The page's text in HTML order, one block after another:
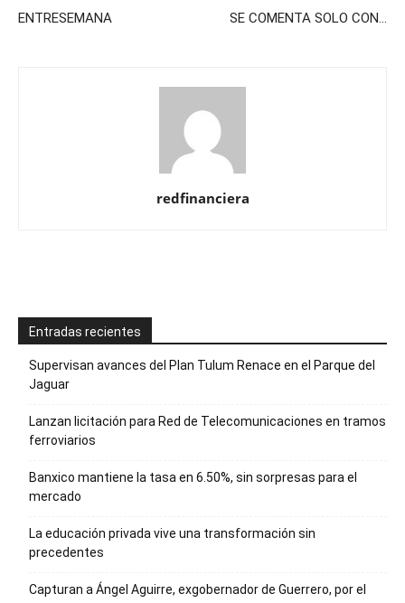
ENTRESEMANA SE COMENTA SOLO CON…
redfinanciera
Entradas recientes
Supervisan avances del Plan Tulum Renace en el Parque del
Jaguar
Lanzan licitación para Red de Telecomunicaciones en tramos
ferroviarios
Banxico mantiene la tasa en 6.50%, sin sorpresas para el
mercado
La educación privada vive una transformación sin
precedentes
Capturan a Ángel Aguirre, exgobernador de Guerrero, por el